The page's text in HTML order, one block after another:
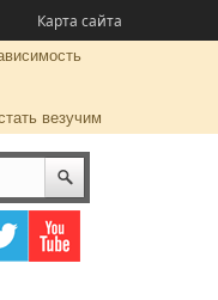
Карта сайта
везучим